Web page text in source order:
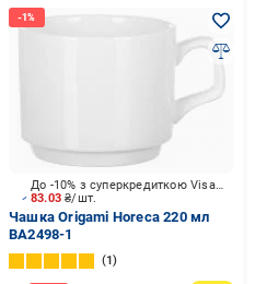
83.03₴/шт.
До -10% з суперкредиткою Visa Вигода
Чашка Origami Horeca 220 мл
BA2498-1
1